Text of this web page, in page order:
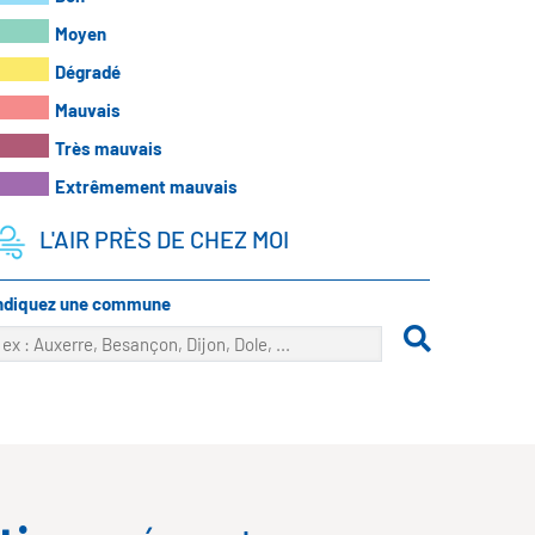
Moyen
Dégradé
Mauvais
Très mauvais
Extrêmement mauvais
L'AIR PRÈS DE CHEZ MOI
une commune